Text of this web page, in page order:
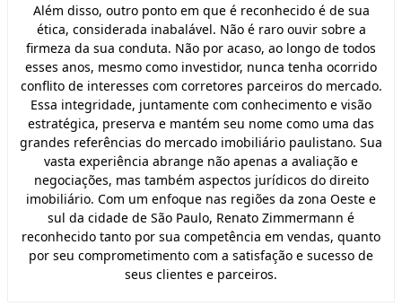
Além disso, outro ponto em que é reconhecido é de sua
ética, considerada inabalável. Não é raro ouvir sobre a
firmeza da sua conduta. Não por acaso, ao longo de todos
esses anos, mesmo como investidor, nunca tenha ocorrido
conflito de interesses com corretores parceiros do mercado.
Essa integridade, juntamente com conhecimento e visão
estratégica, preserva e mantém seu nome como uma das
grandes referências do mercado imobiliário paulistano. Sua
vasta experiência abrange não apenas a avaliação e
negociações, mas também aspectos jurídicos do direito
imobiliário. Com um enfoque nas regiões da zona Oeste e
sul da cidade de São Paulo, Renato Zimmermann é
reconhecido tanto por sua competência em vendas, quanto
por seu comprometimento com a satisfação e sucesso de
seus clientes e parceiros.